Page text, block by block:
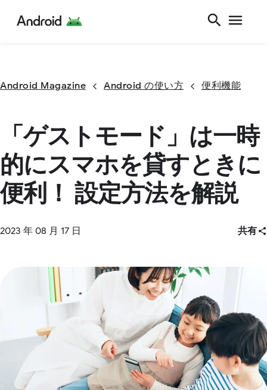
Android Magazine Android の使い方 便利機能
「ゲストモード」は一時
的にスマホを貸すときに
便利！ 設定方法を解説
2023 年 08 月 17 日 共有